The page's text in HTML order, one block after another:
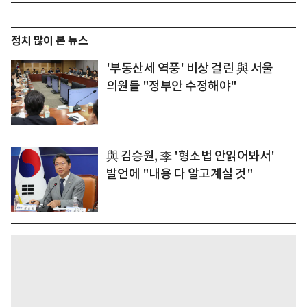
정치 많이 본 뉴스
'부동산세 역풍' 비상 걸린 與 서울
의원들 "정부안 수정해야"
與 김승원, 李 '형소법 안읽어봐서'
발언에 "내용 다 알고계실 것"